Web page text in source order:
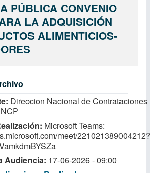
PÚBLICA CONVENIO
LA ADQUISICIÓN
ALIMENTICIOS-
Direccion Nacional de Contrataciones
Microsoft Teams:
meet/221021389004212?
Audiencia 17-06-2026 - 09:00